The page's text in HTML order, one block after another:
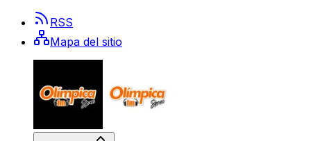
RSS
Mapa del sitio